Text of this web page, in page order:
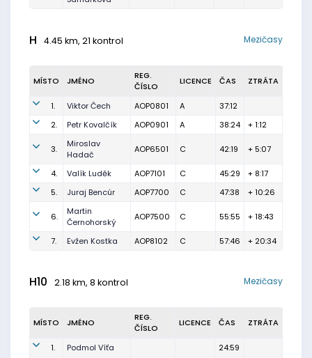
H 4.45 km, 21 kontrol Mezičasy
MÍSTO JMÉNO
REG.
ČÍSLO
LICENCE ČAS ZTRÁTA
1. Viktor Čech AOP0801 A
37:12
2.
Petr Kovalčík AOP0901 A 38:24 + 1:12
3.
Miroslav
Hadač
AOP6501 C 42:19 + 5:07
4. Valík Luděk AOP7101 C 45:29
+ 8:17
5.
Juraj Bencúr AOP7700 C 47:38 + 10:26
6.
Martin
Černohorský
AOP7500 C 55:55 + 18:43
7. Evžen Kostka AOP8102 C 57:46 + 20:34
H10 2.18 km, 8 kontrol Mezičasy
MÍSTO JMÉNO
REG.
ČÍSLO
LICENCE ČAS ZTRÁTA
1. Podmol Víťa 24:59